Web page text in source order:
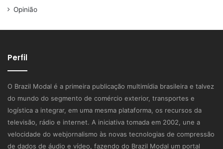
Opinião
Perfil
O Brazil Modal é a primeira publicação multimídia brasileira e talvez
do mundo do segmento de comércio exterior, transportes e
logística a integrar, em uma mesma plataforma, os recursos da
televisão, rádio e internet. A iniciativa tomada em 2002, une a
velocidade do webjornalismo às novas tecnologias de compressão
de dados de áudio e vídeo, fazendo do Brazil Modal um portal